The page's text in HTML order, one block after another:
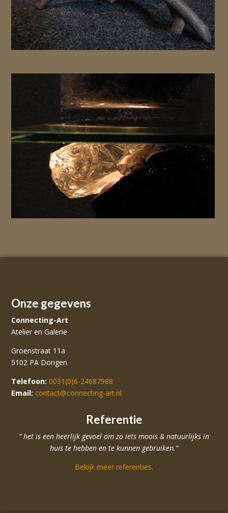
Onze gegevens
Connecting-Art
Atelier en Galerie
Groenstraat 11a
5102 PA Dongen
Telefoon: 0031(0)6-24687988
Email: contact@connecting-art.nl
Referentie
“ het is een heerlijk gevoel om zo iets moois & natuurlijks in
huis te hebben en te kunnen gebruiken.”
Bekijk meer referenties.